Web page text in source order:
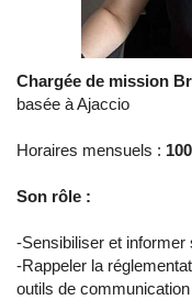
Chargée de mission
basée à Ajaccio
Horaires mensuels :
​Son rôle :
-Sensibiliser et
-Rappeler la
outils de communication